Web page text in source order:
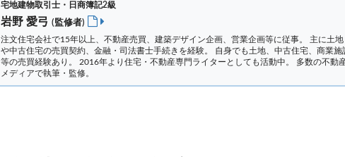
宅地建物取引士・日商簿記2級
岩野 愛弓(監修者)
注文住宅会社で15年以上、不動産売買、建築デザイン企画、営業企画等に従事。 主に土地
や中古住宅の売買契約、金融・司法書士手続きを経験。 自身でも土地、中古住宅、商業施
等の売買経験あり。 2016年より住宅・不動産専門ライターとしても活動中。 多数の不動
メディアで執筆・監修。